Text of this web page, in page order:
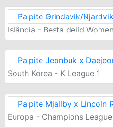
Palpite Grindavik/
Islândia - Besta deild Women
Palpite Jeonbuk x
South Korea - K League 1
Palpite Mjallby x Lincoln
Europa - Champions League